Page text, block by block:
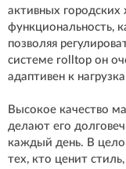
активных
функциональность,
позволяя
системе rolltop он
адаптивен к
Высокое качество
делают его
каждый день. В
тех, кто ценит